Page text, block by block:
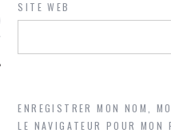
surla-femme-qui-
SITE WEB
ENREGISTRER MON NOM,
LE NAVIGATEUR POUR MON